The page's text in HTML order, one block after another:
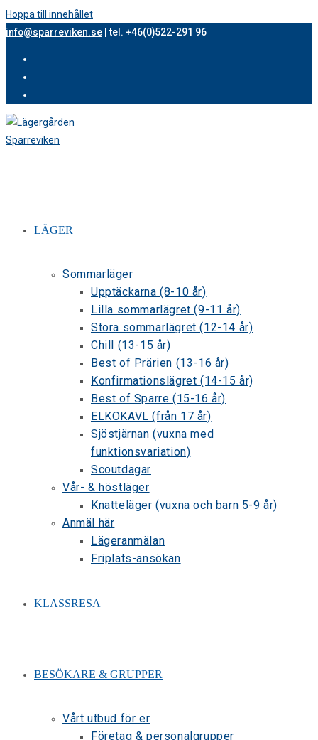
Hoppa till innehållet
info@sparreviken.se | tel. +46(0)522-291 96
LÄGER
Sommarläger
Upptäckarna (8-10 år)
Lilla sommarlägret (9-11 år)
Stora sommarlägret (12-14 år)
Chill (13-15 år)
Best of Prärien (13-16 år)
Konfirmationslägret (14-15 år)
Best of Sparre (15-16 år)
ELKOKAVL (från 17 år)
Sjöstjärnan (vuxna med
funktionsvariation)
Scoutdagar
Vår- & höstläger
Knatteläger (vuxna och barn 5-9 år)
Anmäl här
Lägeranmälan
Friplats-ansökan
KLASSRESA
BESÖKARE & GRUPPER
Vårt utbud för er
Företag & personalgrupper